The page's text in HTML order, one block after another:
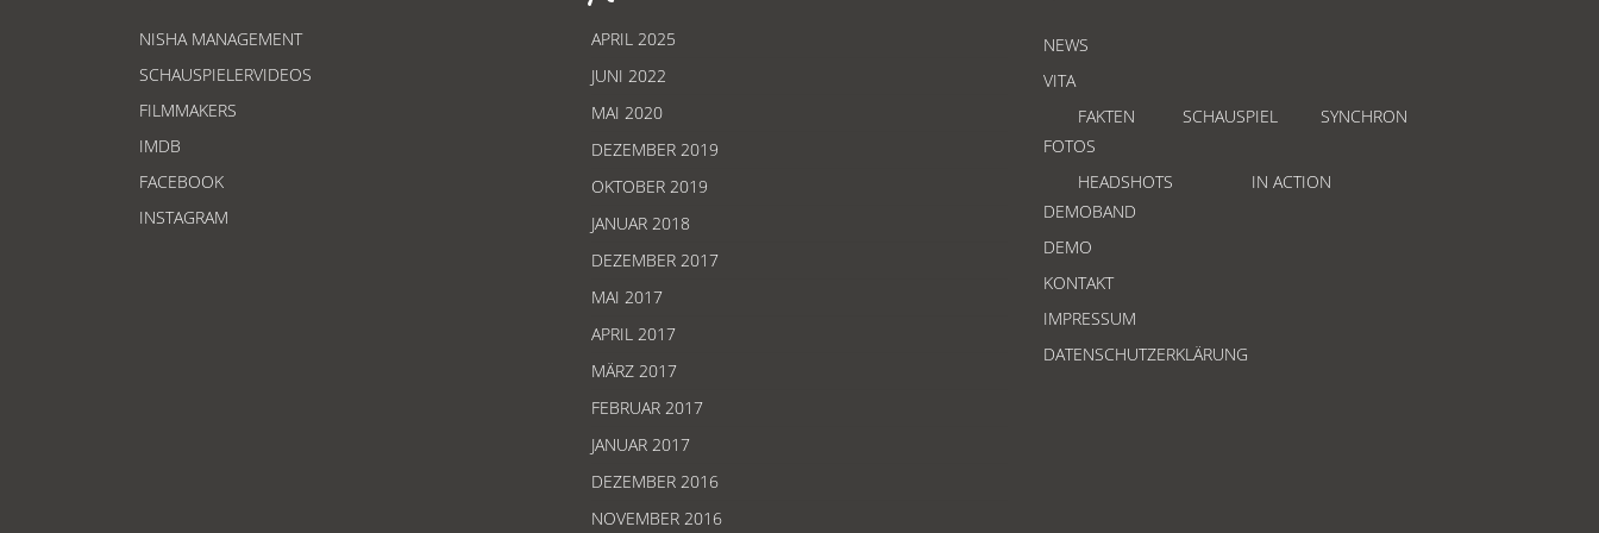
NISHA MANAGEMENT
SCHAUSPIELERVIDEOS
FILMMAKERS
IMDB
FACEBOOK
INSTAGRAM
APRIL 2025
JUNI 2022
MAI 2020
DEZEMBER 2019
OKTOBER 2019
JANUAR 2018
DEZEMBER 2017
MAI 2017
APRIL 2017
MÄRZ 2017
FEBRUAR 2017
JANUAR 2017
DEZEMBER 2016
NOVEMBER 2016
NEWS
VITA
FAKTEN
SCHAUSPIEL
SYNCHRON
FOTOS
HEADSHOTS
IN ACTION
DEMOBAND
DEMO
KONTAKT
IMPRESSUM
DATENSCHUTZERKLÄRUNG